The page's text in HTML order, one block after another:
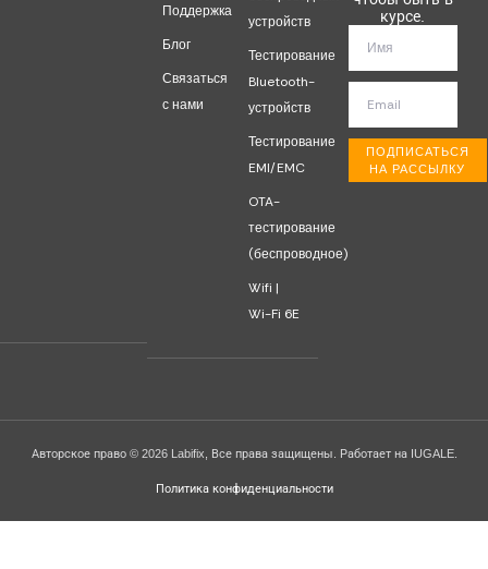
Поддержка
Блог
Связаться
с нами
устройств
Тестирование
Bluetooth-
устройств
Тестирование
EMI/EMC
OTA-
тестирование
(беспроводное)
Wifi |
Wi-Fi 6E
курсе.
ПОДПИСАТЬСЯ
НА РАССЫЛКУ
Авторское право © 2026 Labifix, Все права защищены. Работает на IUGALE.
Политика конфиденциальности